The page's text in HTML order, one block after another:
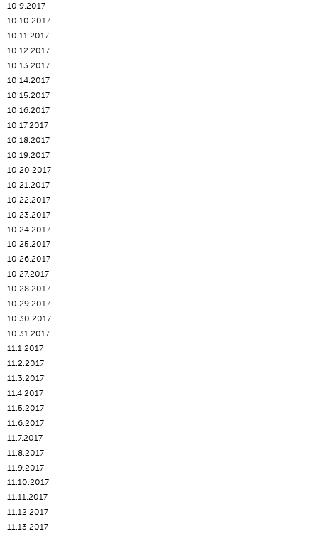
10.9.2017
10.10.2017
10.11.2017
10.12.2017
10.13.2017
10.14.2017
10.15.2017
10.16.2017
10.17.2017
10.18.2017
10.19.2017
10.20.2017
10.21.2017
10.22.2017
10.23.2017
10.24.2017
10.25.2017
10.26.2017
10.27.2017
10.28.2017
10.29.2017
10.30.2017
10.31.2017
11.1.2017
11.2.2017
11.3.2017
11.4.2017
11.5.2017
11.6.2017
11.7.2017
11.8.2017
11.9.2017
11.10.2017
11.11.2017
11.12.2017
11.13.2017